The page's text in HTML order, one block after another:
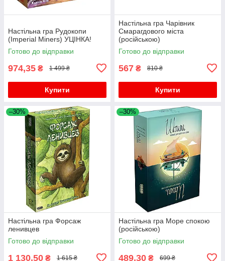
Настільна гра Рудокопи
(Imperial Miners) УЦІНКА!
Готово до відправки
974,35 ₴ 1 499 ₴
Купити
Настільна гра Чарівник
Смарагдового міста
(російською)
Готово до відправки
567 ₴ 810 ₴
Купити
–30%
Настільна гра Форсаж
ленивцев
Готово до відправки
1 130,50 ₴ 1 615 ₴
–30%
Настільна гра Море спокою
(російською)
Готово до відправки
489,30 ₴ 699 ₴